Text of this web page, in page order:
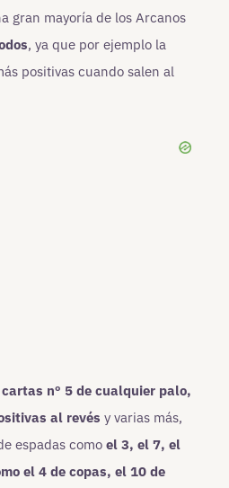
gran mayoría de los Arcanos
, ya que por ejemplo la
positivas cuando salen al
nº 5 de cualquier palo,
al revés y varias más,
espadas como el 3, el 7, el
el 4 de copas, el 10 de